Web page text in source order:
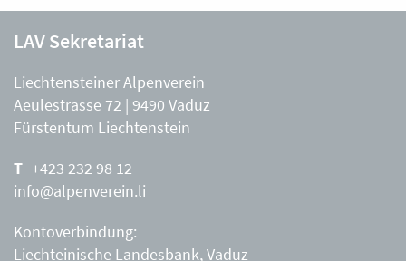
LAV Sekretariat
Liechtensteiner Alpenverein
Aeulestrasse 72 | 9490 Vaduz
Fürstentum Liechtenstein
+423 232 98 12
info@alpenverein.li
Kontoverbindung:
Liechteinische Landesbank, Vaduz